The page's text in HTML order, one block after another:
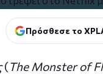
Πρόσθεσε το
(The Monster of